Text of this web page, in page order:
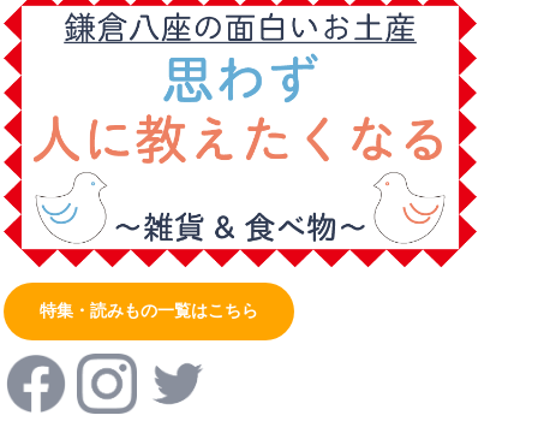
特集・読みもの一覧はこちら